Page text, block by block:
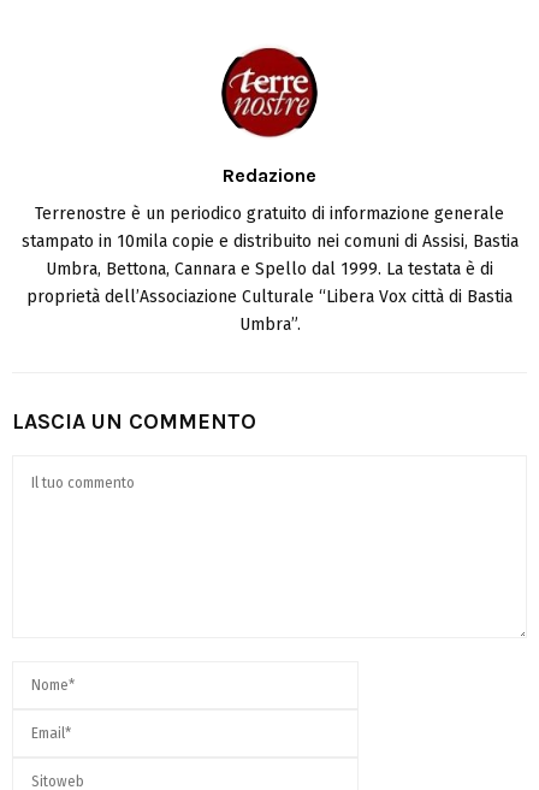
Redazione
Terrenostre è un periodico gratuito di informazione generale
stampato in 10mila copie e distribuito nei comuni di Assisi, Bastia
Umbra, Bettona, Cannara e Spello dal 1999. La testata è di
proprietà dell’Associazione Culturale “Libera Vox città di Bastia
Umbra”.
LASCIA UN COMMENTO